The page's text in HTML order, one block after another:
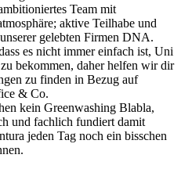
Team mit
aktive Teilhabe und
gelebten Firmen DNA.
es nicht immer einfach ist, Uni
bekommen, daher helfen wir dir
zu finden in Bezug auf
& Co.
kein Greenwashing Blabla,
und fachlich fundiert damit
jeden Tag noch ein bisschen